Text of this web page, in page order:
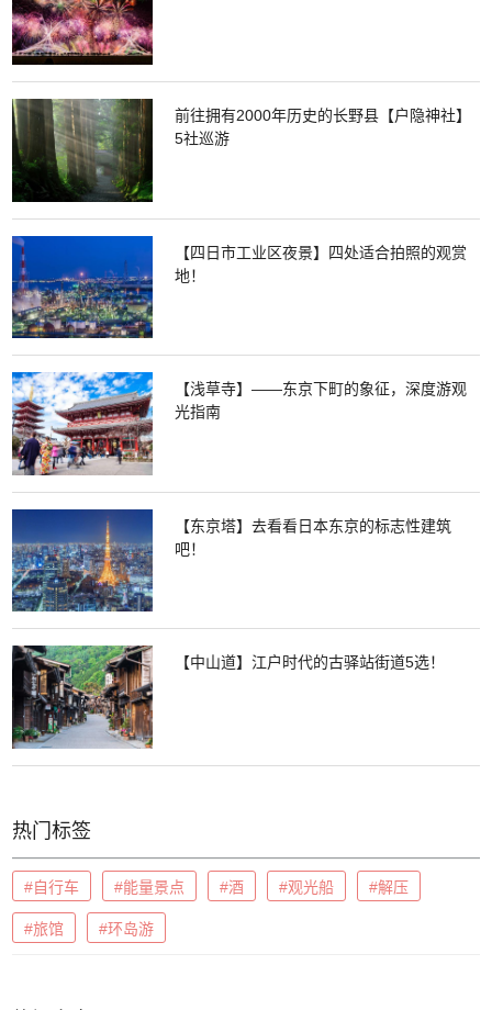
前往拥有2000年历史的长野县【户隐神社】
5社巡游
【四日市工业区夜景】四处适合拍照的观赏
地！
【浅草寺】——东京下町的象征，深度游观
光指南
【东京塔】去看看日本东京的标志性建筑
吧！
【中山道】江户时代的古驿站街道5选！
热门标签
#自行车 #能量景点 #酒 #观光船 #解压
#旅馆 #环岛游